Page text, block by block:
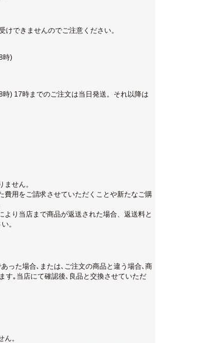
できませんのでご注意ください。
時)
) 17時までのご注文は当日発送。それ以降は
せん。
費用をご請求させていただくことや新たなご購
り当店まで商品が返送された場合、返送料と
。
った場合､または､ご注文の商品と違う場合､商
す｡当店にて確認後､良品と交換させていただ
。